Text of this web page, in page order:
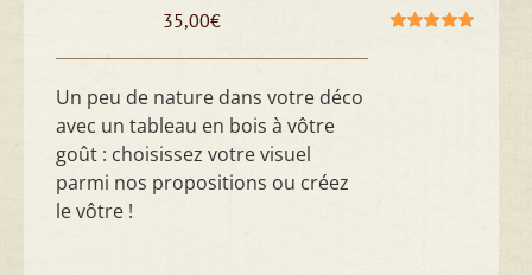
35,00€
Un peu de nature dans votre déco
avec un tableau en bois à vôtre
goût : choisissez votre visuel
parmi nos propositions ou créez
le vôtre !